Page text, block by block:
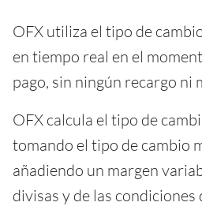
OFX utiliza el tipo de
en tiempo real en el
pago, sin ningún recargo ni
OFX calcula el tipo de
tomando el tipo de cambio
añadiendo un margen
divisas y de las condiciones